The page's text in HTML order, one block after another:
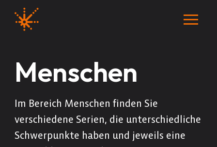
Menschen
Im Bereich Menschen finden Sie
verschiedene Serien, die unterschiedliche
Schwerpunkte haben und jeweils eine